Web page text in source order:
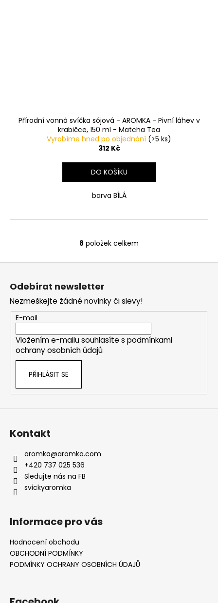
Přírodní vonná svíčka sójová - AROMKA - Pivní láhev v
krabičce, 150 ml - Matcha Tea
Vyrobíme hned po objednání (>5 ks)
312 Kč
DO KOŠÍKU
barva BÍLÁ
O
a
c
í
p
r
ý
p
8 položek celkem
Z
Odebírat newsletter
Nezmeškejte žádné novinky či slevy!
E-mail
Vložením e-mailu souhlasíte s podmínkami
ochrany osobních údajů
PŘIHLÁSIT SE
Kontakt
aromka@aromka.com
+420 737 025 536
Sledujte nás na FB
svickyaromka
Informace pro vás
Hodnocení obchodu
OBCHODNÍ PODMÍNKY
PODMÍNKY OCHRANY OSOBNÍCH ÚDAJŮ